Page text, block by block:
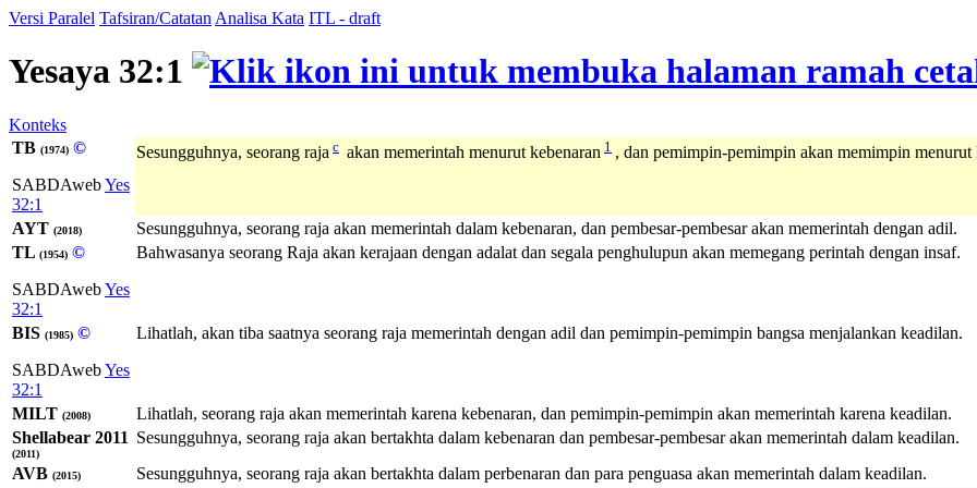
Versi Paralel Tafsiran/Catatan Analisa Kata ITL - draft
Yesaya 32:1
Konteks
TB (1974) ©
SABDAwebYes
32:1
Sesungguhnya, seorang raja c akan memerintah menurut kebenaran 1 , dan pemimpin-pemimpin akan memimpin menurut
AYT (2018)
Sesungguhnya, seorang raja akan memerintah dalam kebenaran, dan pembesar-pembesar akan memerintah dengan adil.
TL (1954) ©
SABDAwebYes
32:1
Bahwasanya seorang Raja akan kerajaan dengan adalat dan segala penghulupun akan memegang perintah dengan insaf.
BIS (1985) ©
SABDAwebYes
32:1
Lihatlah, akan tiba saatnya seorang raja memerintah dengan adil dan pemimpin-pemimpin bangsa menjalankan keadilan.
MILT (2008)
Lihatlah, seorang raja akan memerintah karena kebenaran, dan pemimpin-pemimpin akan memerintah karena keadilan.
Shellabear 2011
(2011)
Sesungguhnya, seorang raja akan bertakhta dalam kebenaran dan pembesar-pembesar akan memerintah dalam keadilan.
AVB (2015) Sesungguhnya, seorang raja akan bertakhta dalam perbenaran dan para penguasa akan memerintah dalam keadilan.